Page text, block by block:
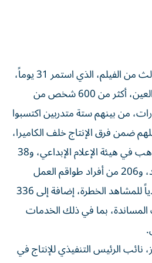
شارك في تصوير الجزء الثالث من الفيلم، الذي استمر 31 يوماً،
شملت يومين في منطقة العين، أكثر من 600 شخص من
من بينهم ستة متدربين اكتسبوا
ضمن فرق الإنتاج خلف الكاميرا،
بدعم من قسم تطوير المواهب في هيئة الإعلام الإبداعي، و38
مشاركاً في مشاهد الحشود، و206 من أفراد طواقم العمل
المحلية، من بينهم 12 مؤدياً للمشاهد الخطرة، إضافة إلى 336
بما في ذلك الخدمات
الرئيس التنفيذي للإنتاج في